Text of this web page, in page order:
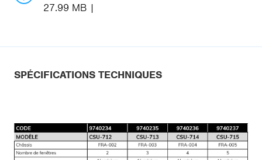
27.99 MB
SPÉCIFICATIONS TECHNIQUES